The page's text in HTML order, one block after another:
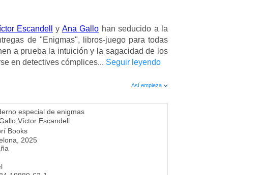
Escandell y Ana Gallo han seducido a la
de "Enigmas", libros-juego para todas
a prueba la intuición y la sagacidad de los
en detectives cómplices... Seguir leyendo
Así empieza
especial de enigmas
Víctor Escandell
Books
2025